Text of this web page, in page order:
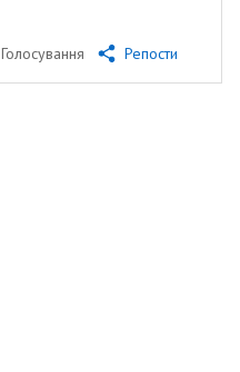
Голосування Репости